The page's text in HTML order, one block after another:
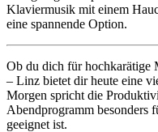
Klaviermusik mit einem
eine spannende Option.
Ob du dich für hochkarätige
– Linz bietet dir heute eine
Morgen spricht die
Abendprogramm besonders
geeignet ist.